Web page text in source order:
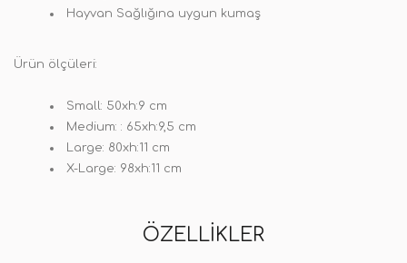
Hayvan Sağlığına uygun kumaş
Ürün ölçüleri:
Small: 50xh:9 cm
Medium: : 65xh:9,5 cm
Large: 80xh:11 cm
X-Large: 98xh:11 cm
ÖZELLIKLER